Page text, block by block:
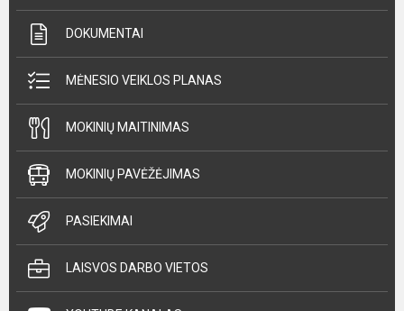
DOKUMENTAI
MĖNESIO VEIKLOS PLANAS
MOKINIŲ MAITINIMAS
MOKINIŲ PAVĖŽĖJIMAS
PASIEKIMAI
LAISVOS DARBO VIETOS